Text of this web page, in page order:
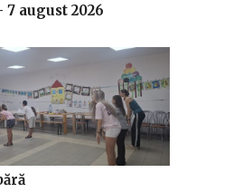
7 august 2026